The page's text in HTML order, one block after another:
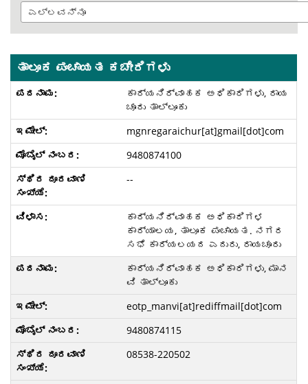
ತಾಲೂಕ ಪಂಚಾಯತ ಕಚೇರಿಗಳು
ಕಾರ್ಯನಿರ್ವಾಹಕ ಅಧಿಕಾರಿಗಳು, ರಾಯ
ಚೂರು ತಾಲ್ಲೂಕು
mgnregaraichur[at]gmail[dot]com
9480874100
--
ಕಾರ್ಯನಿರ್ವಾಹಕ ಅಧಿಕಾರಿಗಳ
ಕಾರ್ಯಾಲಯ, ತಾಲೂಕ ಪಂಚಾಯತ. ನಗರ
ಸಭೆ ಕಾರ್ಯಲಯದ ಎದುರು, ರಾಯಚೂರು
ಕಾರ್ಯನಿರ್ವಾಹಕ ಅಧಿಕಾರಿಗಳು, ಮಾನ
ವಿ ತಾಲ್ಲೂಕು
eotp_manvi[at]rediffmail[dot]com
9480874115
08538-220502